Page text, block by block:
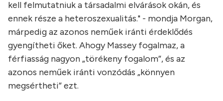
kell felmutatniuk a társadalmi elvárások okán, és
ennek része a heteroszexualitás." - mondja Morgan,
márpedig az azonos neműek iránti érdeklődés
gyengítheti őket. Ahogy Massey fogalmaz, a
férfiasság nagyon „törékeny fogalom”, és az
azonos neműek iránti vonzódás „könnyen
megsértheti” ezt.